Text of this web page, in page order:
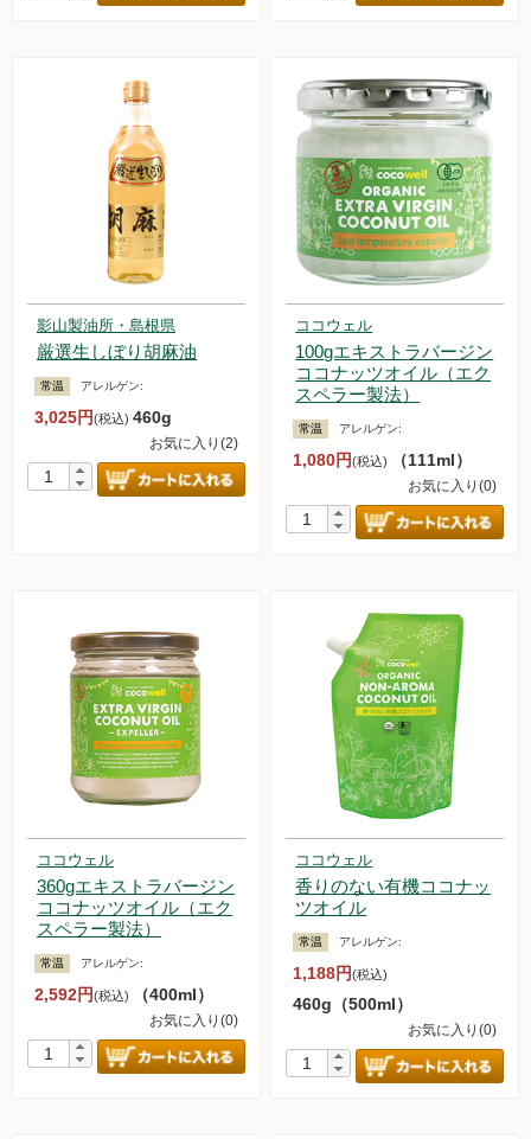
影山製油所・島根県
厳選生しぼり胡麻油
常温 アレルゲン:
3,025円(税込) 460g
お気に入り(2)
ココウェル
100gエキストラバージン
ココナッツオイル（エク
スペラー製法）
常温 アレルゲン:
1,080円(税込) （111ml）
お気に入り(0)
ココウェル
360gエキストラバージン
ココナッツオイル（エク
スペラー製法）
常温 アレルゲン:
2,592円(税込) （400ml）
お気に入り(0)
ココウェル
香りのない有機ココナッ
ツオイル
常温 アレルゲン:
1,188円(税込)
460g（500ml）
お気に入り(0)